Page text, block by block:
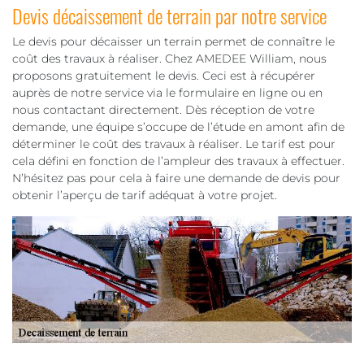
Devis décaissement de terrain par notre service
Le devis pour décaisser un terrain permet de connaître le
coût des travaux à réaliser. Chez AMEDEE William, nous
proposons gratuitement le devis. Ceci est à récupérer
auprès de notre service via le formulaire en ligne ou en
nous contactant directement. Dès réception de votre
demande, une équipe s’occupe de l’étude en amont afin de
déterminer le coût des travaux à réaliser. Le tarif est pour
cela défini en fonction de l’ampleur des travaux à effectuer.
N’hésitez pas pour cela à faire une demande de devis pour
obtenir l’aperçu de tarif adéquat à votre projet.